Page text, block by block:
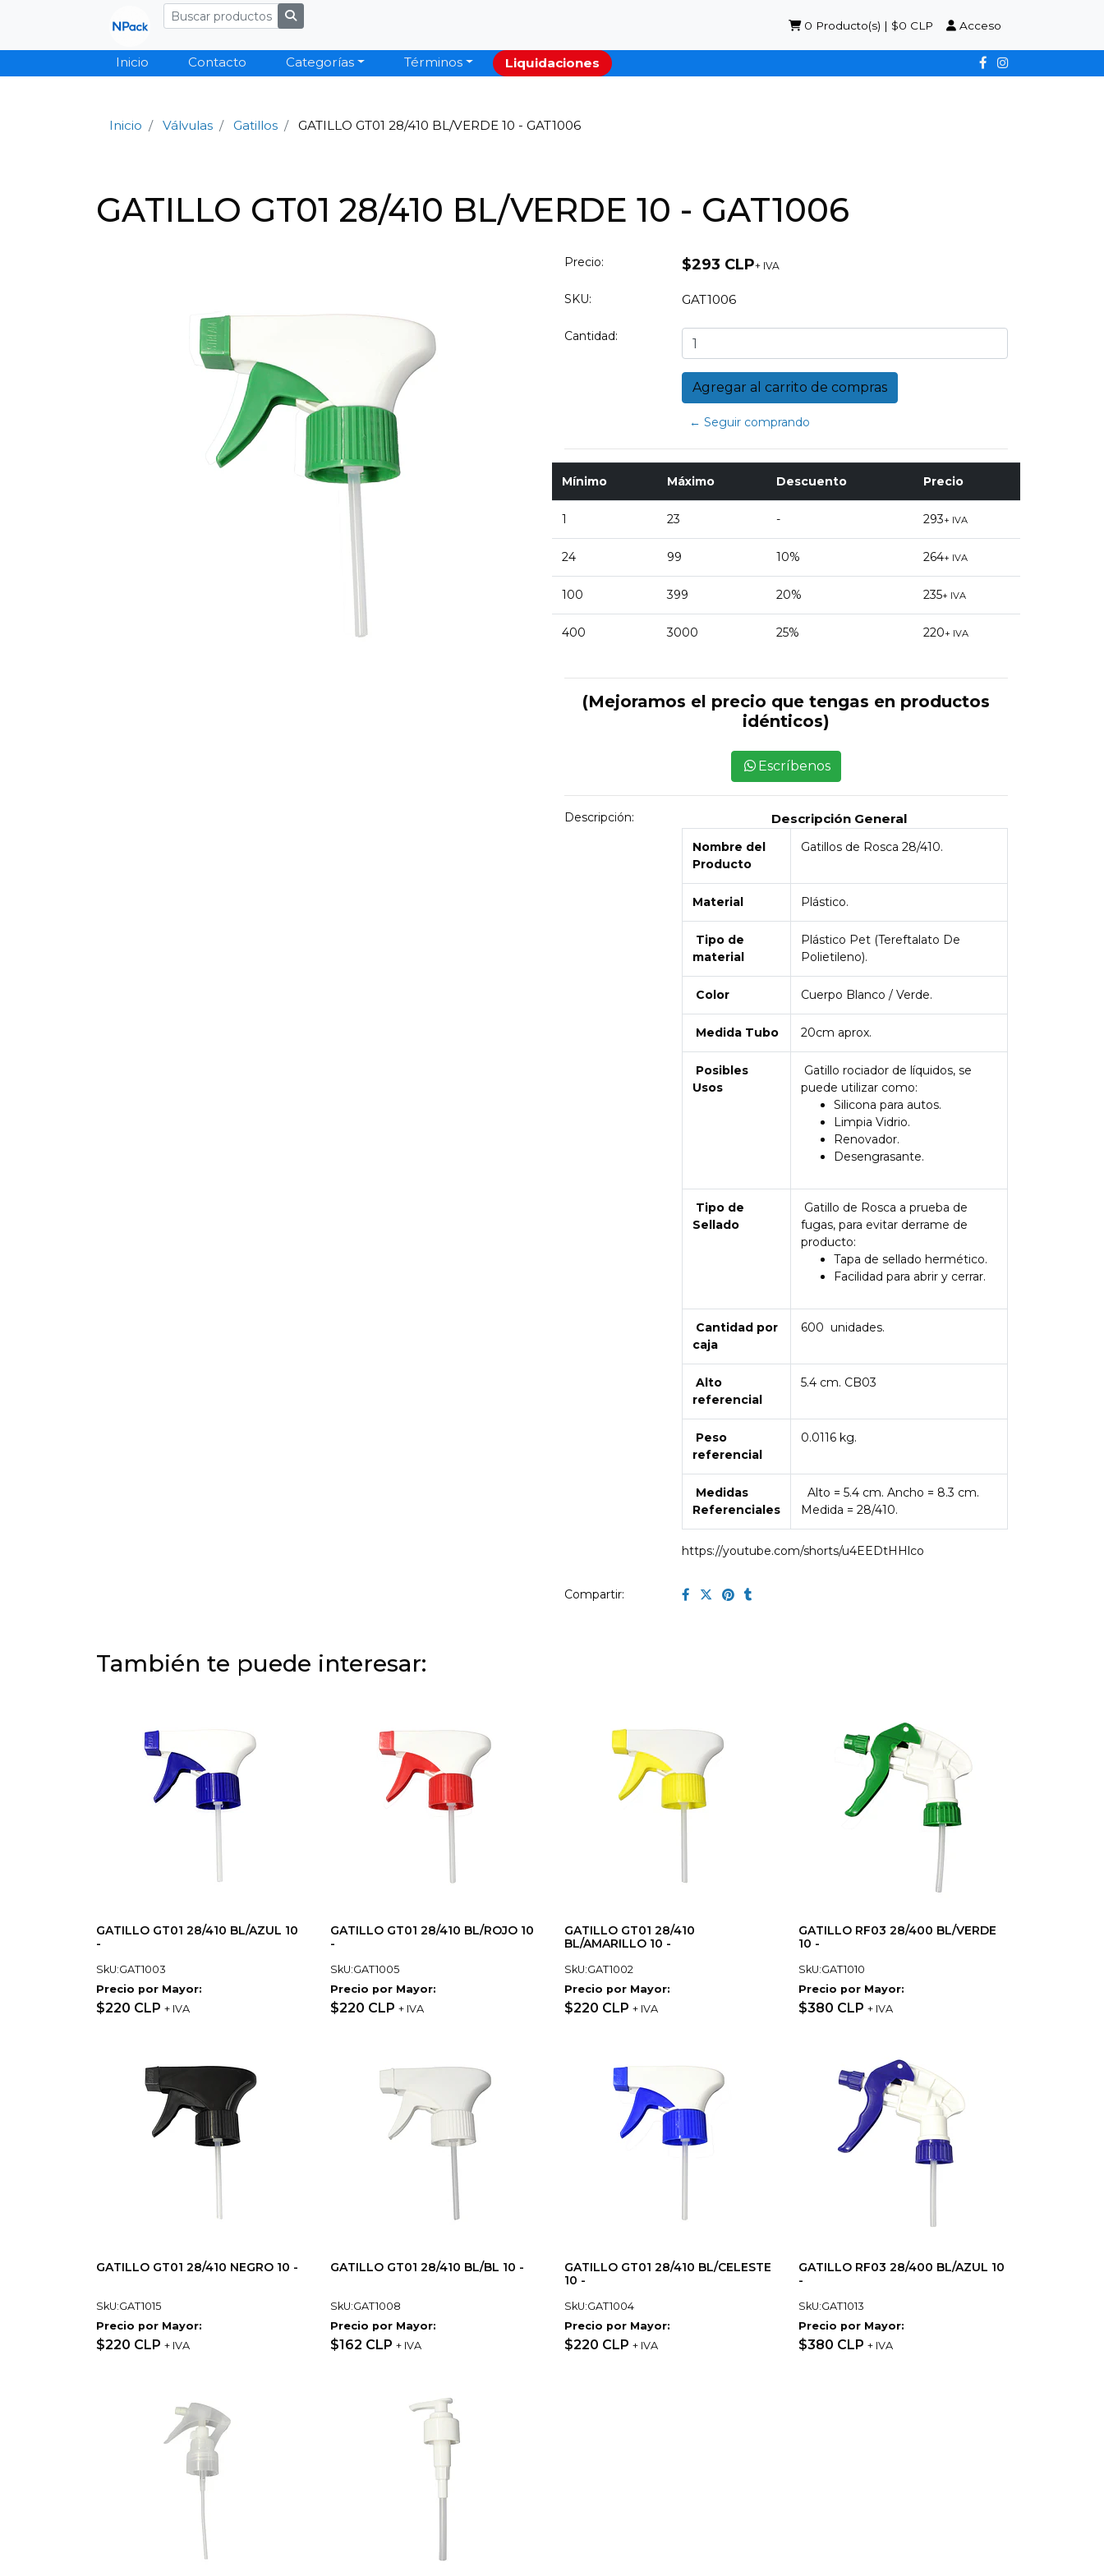
0 Producto(s) | $0 CLP Acceso
Inicio Contacto Categorías Términos Liquidaciones
Inicio Válvulas Gatillos GATILLO GT01 28/410 BL/VERDE 10 - GAT1006
GATILLO GT01 28/410 BL/VERDE 10 - GAT1006
Precio: $293 CLP+ IVA
SKU: GAT1006
Cantidad:
← Seguir comprando
Mínimo Máximo Descuento Precio
1 23 - 293+ IVA
24 99 10% 264+ IVA
100 399 20% 235+ IVA
400 3000 25% 220+ IVA
(Mejoramos el precio que tengas en productos
idénticos)
Escríbenos
Descripción: Descripción General
Nombre del
Producto
Gatillos de Rosca 28/410.
Material Plástico.
Tipo de
material
Plástico Pet (Tereftalato De
Polietileno).
Color Cuerpo Blanco / Verde.
Medida Tubo 20cm aprox.
Posibles
Usos
Gatillo rociador de líquidos, se
puede utilizar como:
Silicona para autos.
Limpia Vidrio.
Renovador.
Desengrasante.
Tipo de
Sellado
Gatillo de Rosca a prueba de
fugas, para evitar derrame de
producto:
Tapa de sellado hermético.
Facilidad para abrir y cerrar.
Cantidad por
caja
600 unidades.
Alto
referencial
5.4 cm. CB03
Peso
referencial
0.0116 kg.
Medidas
Referenciales
Alto = 5.4 cm. Ancho = 8.3 cm.
Medida = 28/410.
https://youtube.com/shorts/u4EEDtHHlco
Compartir:
También te puede interesar:
GATILLO GT01 28/410 BL/AZUL 10
-
SkU:GAT1003
Precio por Mayor:
$220 CLP + IVA
GATILLO GT01 28/410 BL/ROJO 10
-
SkU:GAT1005
Precio por Mayor:
$220 CLP + IVA
GATILLO GT01 28/410
BL/AMARILLO 10 -
SkU:GAT1002
Precio por Mayor:
$220 CLP + IVA
GATILLO RF03 28/400 BL/VERDE
10 -
SkU:GAT1010
Precio por Mayor:
$380 CLP + IVA
GATILLO GT01 28/410 NEGRO 10 -
SkU:GAT1015
Precio por Mayor:
$220 CLP + IVA
GATILLO GT01 28/410 BL/BL 10 -
SkU:GAT1008
Precio por Mayor:
$162 CLP + IVA
GATILLO GT01 28/410 BL/CELESTE
10 -
SkU:GAT1004
Precio por Mayor:
$220 CLP + IVA
GATILLO RF03 28/400 BL/AZUL 10
-
SkU:GAT1013
Precio por Mayor:
$380 CLP + IVA